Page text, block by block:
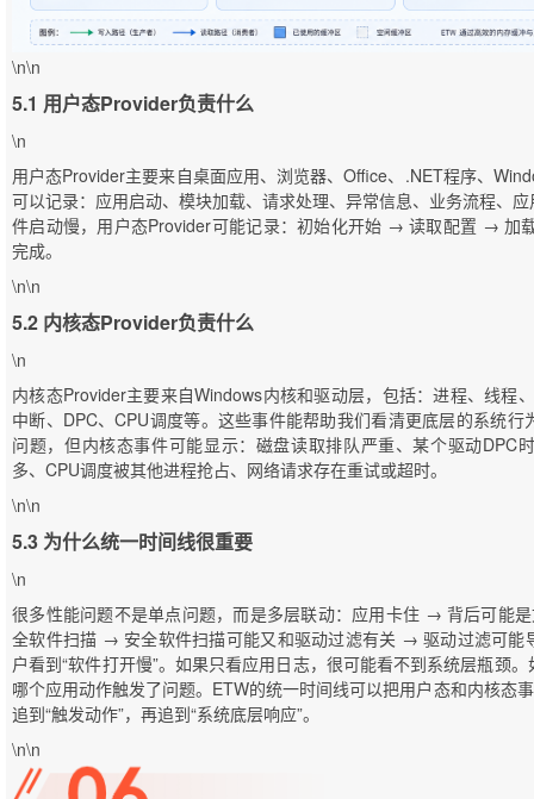
\n\n
5.1 用户态Provider负责什么
\n
用户态Provider主要来自桌面应用、浏览器、Office、.NET程序、
可以记录：应用启动、模块加载、请求处理、异常信息、业务流程、
件启动慢，用户态Provider可能记录：初始化开始 → 读取配置 →
完成。
\n\n
5.2 内核态Provider负责什么
\n
内核态Provider主要来自Windows内核和驱动层，包括：进程、线程
中断、DPC、CPU调度等。这些事件能帮助我们看清更底层的系统
问题，但内核态事件可能显示：磁盘读取排队严重、某个驱动DPC
多、CPU调度被其他进程抢占、网络请求存在重试或超时。
\n\n
5.3 为什么统一时间线很重要
\n
很多性能问题不是单点问题，而是多层联动：应用卡住 → 背后可能
全软件扫描 → 安全软件扫描可能又和驱动过滤有关 → 驱动过滤可
户看到“软件打开慢”。如果只看应用日志，很可能看不到系统层瓶颈
哪个应用动作触发了问题。ETW的统一时间线可以把用户态和内核态
追到“触发动作”，再追到“系统底层响应”。
\n\n